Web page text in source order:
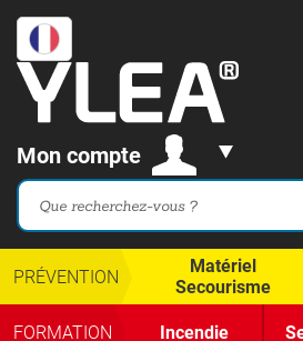
Mon compte
PRÉVENTION
Matériel
Secourisme
FORMATION Incendie